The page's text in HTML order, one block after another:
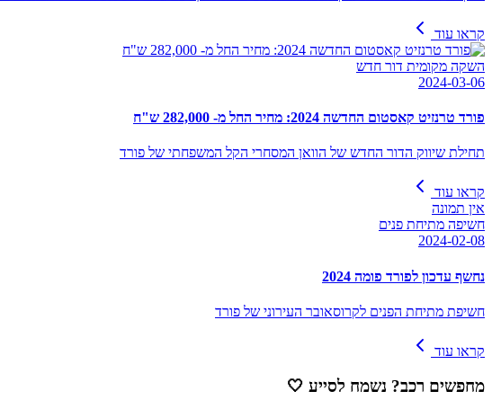
קראו עוד
השקה מקומית דור חדש
2024-03-06
פורד טרנזיט קאסטום החדשה 2024: מחיר החל מ- 282,000 ש"ח
תחילת שיווק הדור החדש של הוואן המסחרי הקל המשפחתי של פורד
קראו עוד
אין תמונה
חשיפה מתיחת פנים
2024-02-08
נחשף עדכון לפורד פומה 2024
חשיפת מתיחת הפנים לקרוסאובר העירוני של פורד
קראו עוד
מחפשים רכב? נשמח לסייע 🤍